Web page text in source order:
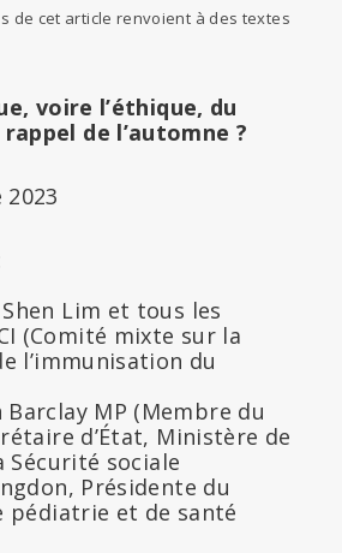
de cet article renvoient à des textes
voire l’éthique, du
de l’automne ?
Lim et tous les
(Comité mixte sur la
l’immunisation du
Barclay MP (Membre du
d’État, Ministère de
Sécurité sociale
Présidente du
pédiatrie et de santé